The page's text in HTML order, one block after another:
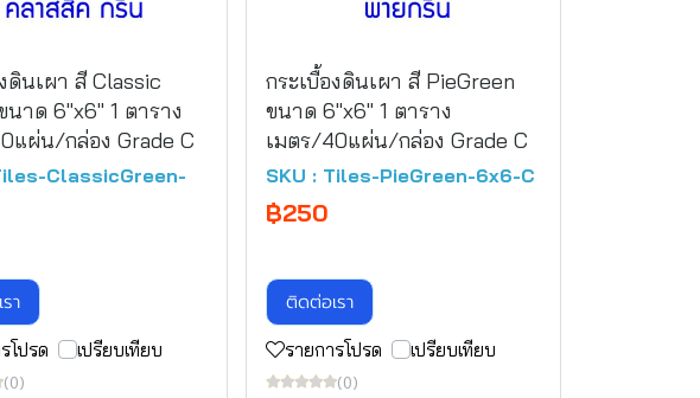
ดินเผา สี Classic
นาด 6"x6" 1 ตาราง
แผ่น/กล่อง Grade C
ClassicGreen-
า
โปรด เปรียบเทียบ
(0)
กระเบื้องดินเผา สี PieGreen
ขนาด 6"x6" 1 ตาราง
เมตร/40แผ่น/กล่อง Grade C
SKU : Tiles-PieGreen-6x6-C
฿250
ติดต่อเรา
รายการโปรด เปรียบเทียบ
(0)